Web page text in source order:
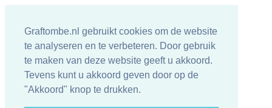
Graftombe.nl gebruikt cookies om de website
te analyseren en te verbeteren. Door gebruik
te maken van deze website geeft u akkoord.
Tevens kunt u akkoord geven door op de
"Akkoord" knop te drukken.